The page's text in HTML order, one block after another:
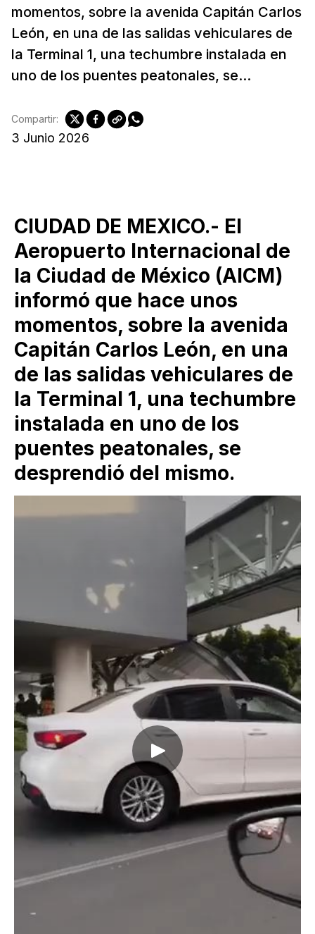
momentos, sobre la avenida Capitán Carlos
León, en una de las salidas vehiculares de
la Terminal 1, una techumbre instalada en
uno de los puentes peatonales, se...
3 Junio 2026
Compartir:
CIUDAD DE MEXICO.- El
Aeropuerto Internacional de
la Ciudad de México (AICM)
informó que hace unos
momentos, sobre la avenida
Capitán Carlos León, en una
de las salidas vehiculares de
la Terminal 1, una techumbre
instalada en uno de los
puentes peatonales, se
desprendió del mismo.